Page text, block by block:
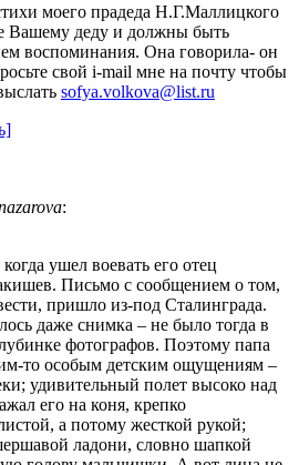
моего прадеда Н.Г.Маллицкого
Вашему деду и должны быть
воспоминания. Она говорила- он
свой i-mail мне на почту чтобы
sofya.volkova@list.ru
:
ушел воевать его отец
Письмо с сообщением о том,
пришло из-под Сталинграда.
даже снимка – не было тогда в
фотографов. Поэтому папа
то особым детским ощущениям –
удивительный полет высоко над
его на коня, крепко
а потому жесткой рукой;
ладони, словно шапкой